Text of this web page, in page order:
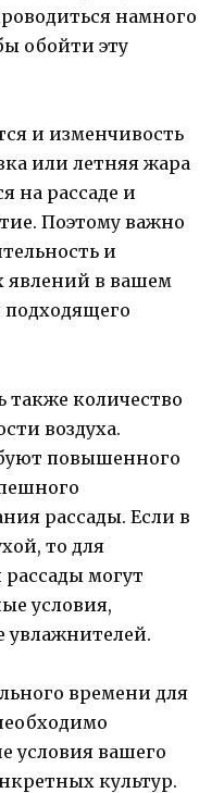
намного
обойти эту
и изменчивость
или летняя жара
на рассаде и
Поэтому важно
и
явлений в вашем
подходящего
также количество
воздуха.
повышенного
рассады. Если в
то для
могут
условия,
увлажнителей.
времени для
условия вашего
культур.